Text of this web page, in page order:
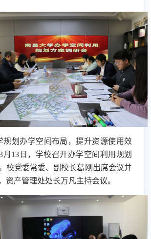
规划办学空间布局，提升资源使用效
月 13日，学校召开办学空间利用规划
校党委常委、副校长葛刚出席会议并
资产管理处处长万凡主持会议。